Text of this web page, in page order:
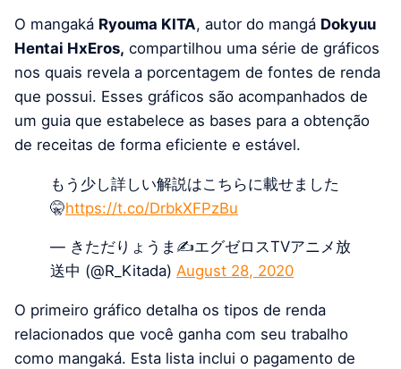
O mangaká Ryouma KITA, autor do mangá Dokyuu
Hentai HxEros, compartilhou uma série de gráficos
nos quais revela a porcentagem de fontes de renda
que possui. Esses gráficos são acompanhados de
um guia que estabelece as bases para a obtenção
de receitas de forma eficiente e estável.
もう少し詳しい解説はこちらに載せました
🤫https://t.co/DrbkXFPzBu
— きただりょうま✍️エグゼロスTVアニメ放
送中 (@R_Kitada) August 28, 2020
O primeiro gráfico detalha os tipos de renda
relacionados que você ganha com seu trabalho
como mangaká. Esta lista inclui o pagamento de